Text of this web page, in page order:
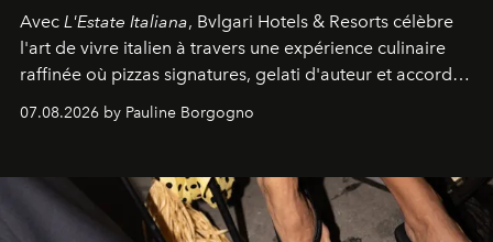
Avec L'Estate Italiana, Bvlgari Hotels & Resorts célèbre
l'art de vivre italien à travers une expérience culinaire
raffinée où pizzas signatures, gelati d'auteur et accords
07.08.2026 by Pauline Borgogno